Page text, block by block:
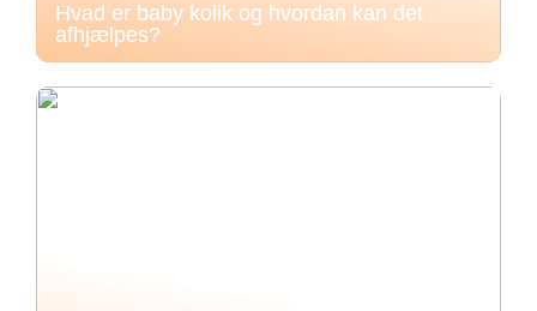
Hvad er baby kolik og hvordan kan det
afhjælpes?